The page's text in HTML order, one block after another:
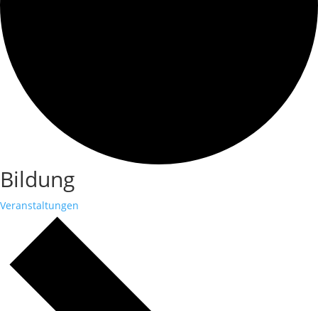
Bildung
Veranstaltungen